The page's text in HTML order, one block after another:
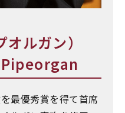
オルガン）
最優秀賞を得て首席